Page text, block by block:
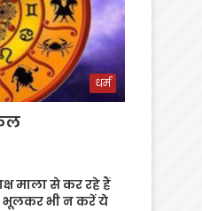
धर्म
माला से कर रहे हैं
भूलकर भी न करें ये